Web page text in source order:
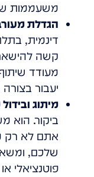
משעממות
הגדלת
קשה
מעודד
יעבור
מיתוג ובידול
ביקור. הוא
אתם לא רק
שלכם,
פוטנציאלי